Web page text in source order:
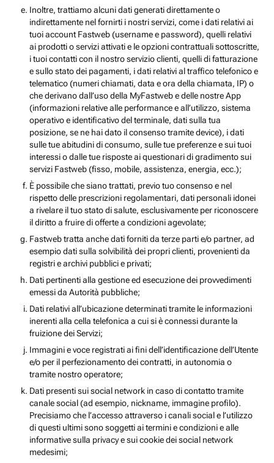
Inoltre, trattiamo alcuni dati generati direttamente o
indirettamente nel fornirti i nostri servizi, come i dati relativi ai
tuoi account Fastweb (username e password), quelli relativi
ai prodotti o servizi attivati e le opzioni contrattuali sottoscritte,
i tuoi contatti con il nostro servizio clienti, quelli di fatturazione
e sullo stato dei pagamenti, i dati relativi al traffico telefonico e
telematico (numeri chiamati, data e ora della chiamata, IP) o
che derivano dall’uso della MyFastweb e delle nostre App
(informazioni relative alle performance e all’utilizzo, sistema
operativo e identificativo del terminale, dati sulla tua
posizione, se ne hai dato il consenso tramite device), i dati
sulle tue abitudini di consumo, sulle tue preferenze e sui tuoi
interessi o dalle tue risposte ai questionari di gradimento sui
servizi Fastweb (fisso, mobile, assistenza, energia, ecc.);
È possibile che siano trattati, previo tuo consenso e nel
rispetto delle prescrizioni regolamentari, dati personali idonei
a rivelare il tuo stato di salute, esclusivamente per riconoscere
il diritto a fruire di offerte a condizioni agevolate;
Fastweb tratta anche dati forniti da terze parti e/o partner, ad
esempio dati sulla solvibilità dei propri clienti, provenienti da
registri e archivi pubblici e privati;
Dati pertinenti alla gestione ed esecuzione dei provvedimenti
emessi da Autorità pubbliche;
Dati relativi all’ubicazione determinati tramite le informazioni
inerenti alla cella telefonica a cui si è connessi durante la
fruizione dei Servizi;
Immagini e voce registrati ai fini dell’identificazione dell’Utente
e/o per il perfezionamento dei contratti, in autonomia o
tramite nostro operatore;
Dati presenti sui social network in caso di contatto tramite
canale social (ad esempio, nickname, immagine profilo).
Precisiamo che l’accesso attraverso i canali social e l’utilizzo
di questi ultimi sono soggetti ai termini e condizioni e alle
informative sulla privacy e sui cookie dei social network
medesimi;